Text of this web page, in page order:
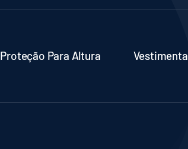
Proteção Para Altura Vestimenta